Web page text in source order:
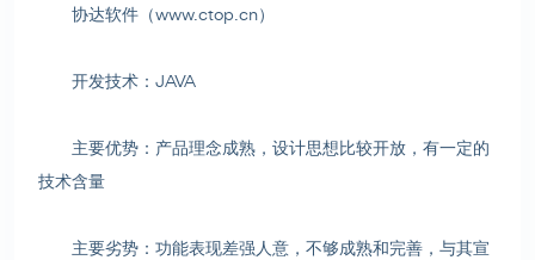
协达软件（www.ctop.cn）
开发技术：JAVA
主要优势：产品理念成熟，设计思想比较开放，有一定的
技术含量
主要劣势：功能表现差强人意，不够成熟和完善，与其宣